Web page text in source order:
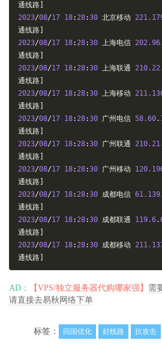
通线路]
2023/08/17 18:28:30 北京移动
通线路]
2023/08/17 18:28:30 上海电信 202.96
通线路]
2023/08/17 18:28:30 上海联通 210.22
通线路]
2023/08/17 18:28:30 上海移动
通线路]
2023/08/17 18:28:30 广州电信 58.60.
通线路]
2023/08/17 18:28:30 广州联通 210.21
通线路]
2023/08/17 18:28:30 广州移动
通线路]
2023/08/17 18:28:30 成都电信 61.139
通线路]
2023/08/17 18:28:30 成都联通 119.6.
通线路]
2023/08/17 18:28:30 成都移动
通线路]
AD： 【VPS/独立服务器代购哪家强】 需
请直接去易秋网络下单
标签： 回国优化 好线路 抗攻击